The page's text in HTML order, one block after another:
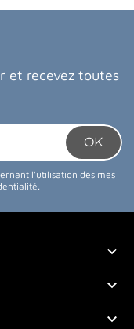
et recevez toutes
l'utilisation des mes
.


